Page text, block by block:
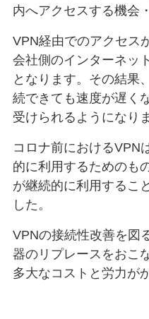
内へアクセスする機会
VPN経由でのアクセス
会社側のインターネッ
となります。その結果
続できても速度が遅く
受けられるようになり
コロナ前におけるVPN
的に利用するためのも
が継続的に利用するこ
した。
VPNの接続性改善を図
器のリプレースをおこ
多大なコストと労力が